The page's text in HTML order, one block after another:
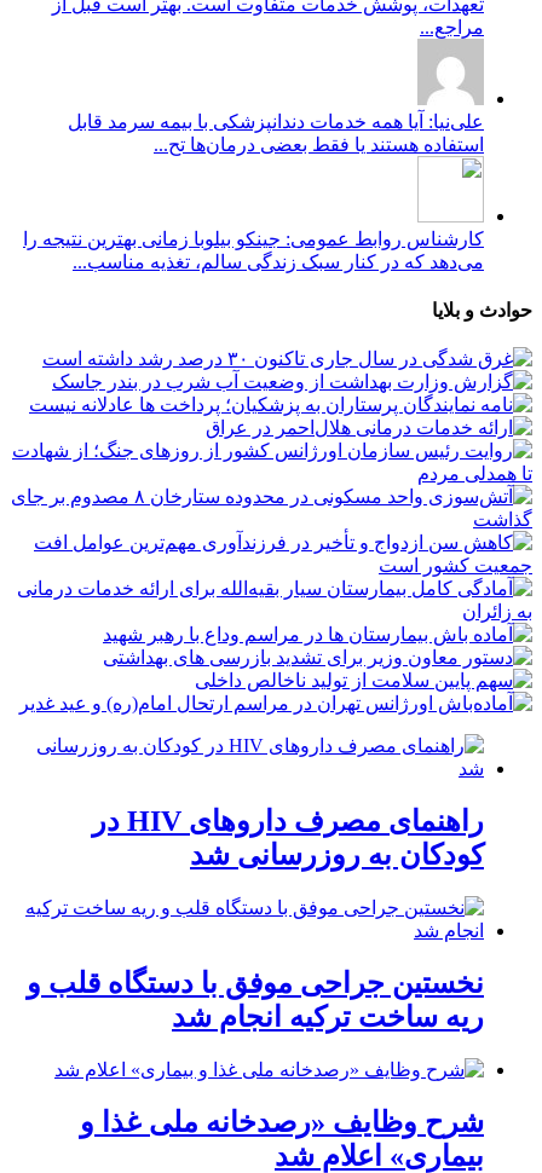
مراجع...
علی‌نیا: آیا همه خدمات دندانپزشکی با بیمه سرمد قابل
استفاده هستند یا فقط بعضی درمان‌ها تح...
کارشناس روابط عمومی: جینکو بیلوبا زمانی بهترین نتیجه را
می‌دهد که در کنار سبک زندگی سالم، تغذیه مناسب...
حوادث و بلایا
راهنمای مصرف داروهای HIV در
کودکان به روزرسانی شد
نخستین جراحی موفق با دستگاه قلب و
ریه ساخت ترکیه انجام شد
شرح وظایف «رصدخانه ملی غذا و
بیماری» اعلام شد